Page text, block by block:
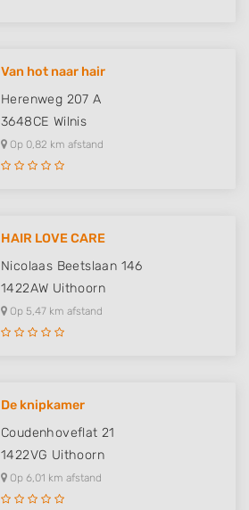
Van hot naar hair
Herenweg 207 A
3648CE Wilnis
Op 0,82 km afstand
HAIR LOVE CARE
Nicolaas Beetslaan 146
1422AW Uithoorn
Op 5,47 km afstand
De knipkamer
Coudenhoveflat 21
1422VG Uithoorn
Op 6,01 km afstand